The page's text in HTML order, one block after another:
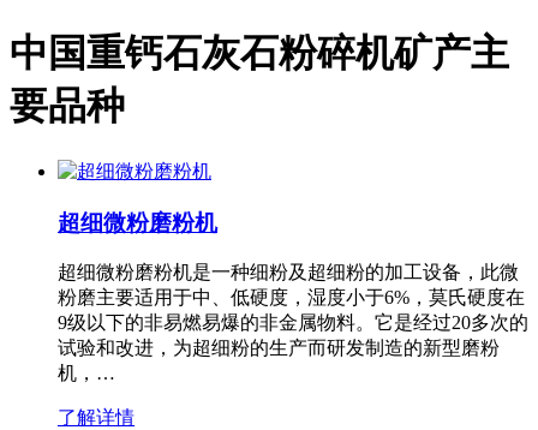
中国重钙石灰石粉碎机矿产主
要品种
超细微粉磨粉机
超细微粉磨粉机是一种细粉及超细粉的加工设备，此微
粉磨主要适用于中、低硬度，湿度小于6%，莫氏硬度在
9级以下的非易燃易爆的非金属物料。它是经过20多次的
试验和改进，为超细粉的生产而研发制造的新型磨粉
机，…
了解详情